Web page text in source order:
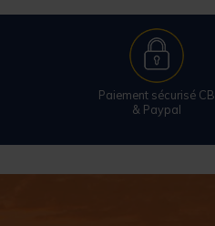
Paiement sécurisé CB
& Paypal